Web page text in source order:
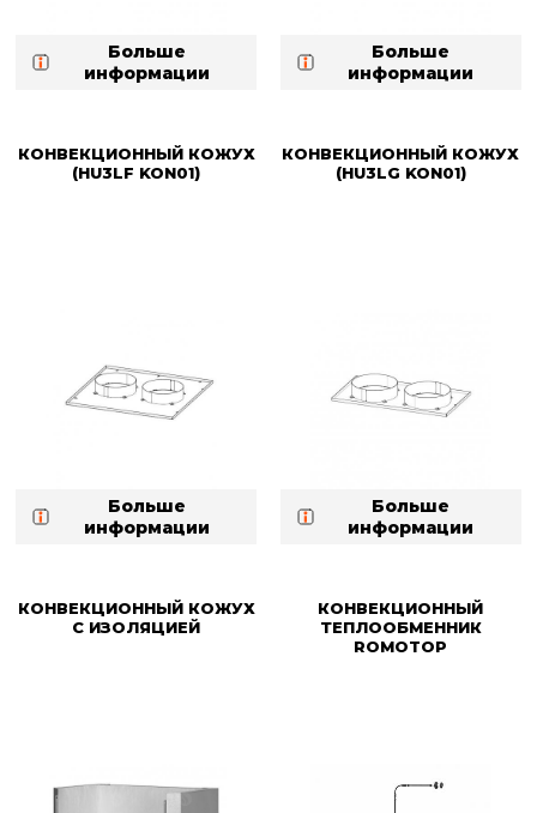
Больше
информации
Больше
информации
КОНВЕКЦИОННЫЙ КОЖУХ
(HU3LF KON01)
Больше
информации
КОНВЕКЦИОННЫЙ КОЖУХ
(HU3LG KON01)
Больше
информации
КОНВЕКЦИОННЫЙ КОЖУХ
С ИЗОЛЯЦИЕЙ
КОНВЕКЦИОННЫЙ
ТЕПЛООБМЕННИК
ROMOTOP